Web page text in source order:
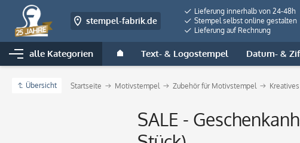
stempel-fabrik.de
Lieferung innerhalb von 24-48h
Stempel selbst online gestalten
Lieferung auf Rechnung
alle Kategorien Text- & Logostempel Datum- &
Übersicht Startseite Motivstempel Zubehör für Motivstempel
SALE -